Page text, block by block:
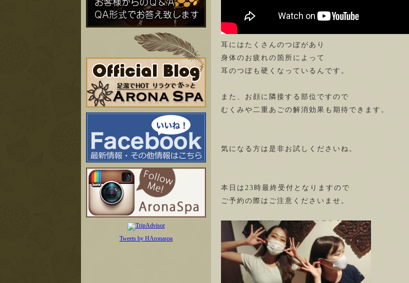
耳にはたくさんのつぼがあり
身体のお疲れの箇所によって
耳のつぼも硬くなっているんです。
また、お顔に隣接する部位ですので
むくみや二重あごの解消効果も期待できます。
気になる方は是非お試しくださいね。
本日は23時最終受付となりますので
ご予約の際はご注意くださいませ。
Tweets by HAronaspa